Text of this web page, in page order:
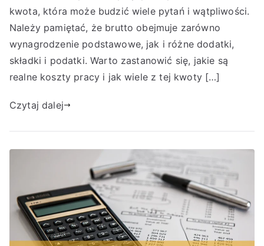
kwota, która może budzić wiele pytań i wątpliwości.
Należy pamiętać, że brutto obejmuje zarówno
wynagrodzenie podstawowe, jak i różne dodatki,
składki i podatki. Warto zastanowić się, jakie są
realne koszty pracy i jak wiele z tej kwoty […]
Czytaj dalej